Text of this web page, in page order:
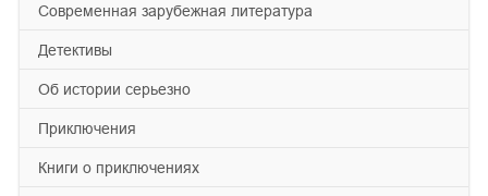
современная зарубежная литература
детективы
об истории серьезно
приключения
книги о приключениях